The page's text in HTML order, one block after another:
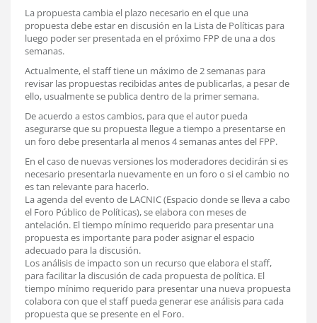
La propuesta cambia el plazo necesario en el que una
propuesta debe estar en discusión en la Lista de Políticas para
luego poder ser presentada en el próximo FPP de una a dos
semanas.
Actualmente, el staff tiene un máximo de 2 semanas para
revisar las propuestas recibidas antes de publicarlas, a pesar de
ello, usualmente se publica dentro de la primer semana.
De acuerdo a estos cambios, para que el autor pueda
asegurarse que su propuesta llegue a tiempo a presentarse en
un foro debe presentarla al menos 4 semanas antes del FPP.
En el caso de nuevas versiones los moderadores decidirán si es
necesario presentarla nuevamente en un foro o si el cambio no
es tan relevante para hacerlo.
La agenda del evento de LACNIC (Espacio donde se lleva a cabo
el Foro Público de Políticas), se elabora con meses de
antelación. El tiempo mínimo requerido para presentar una
propuesta es importante para poder asignar el espacio
adecuado para la discusión.
Los análisis de impacto son un recurso que elabora el staff,
para facilitar la discusión de cada propuesta de política. El
tiempo mínimo requerido para presentar una nueva propuesta
colabora con que el staff pueda generar ese análisis para cada
propuesta que se presente en el Foro.